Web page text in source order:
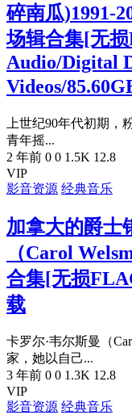
碎南瓜)1991-
场辑合集[无
Audio/Digital
Videos/
上世纪90年代初期，
青年摇...
2 年前 0 0 1.5K 12.8
VIP
影音资源 经典音乐
加拿大的爵士
（Carol
合集[无损
载
卡罗尔·韦尔斯曼（
家，她以自己...
3 年前 0 0 1.3K 12.8
VIP
影音资源 经典音乐